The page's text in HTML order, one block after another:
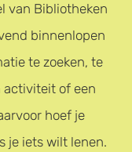
van Bibliotheken
binnenlopen
te zoeken, te
activiteit of een
hoef je
je iets wilt lenen.